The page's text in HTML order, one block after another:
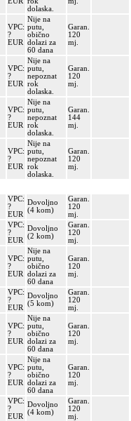
dolaska.
VPC:
?
EUR
Nije na
putu,
obično
dolazi za
60 dana
Garan.
120
mj.
VPC:
?
EUR
Nije na
putu,
nepoznat
rok
dolaska.
Garan.
120
mj.
VPC:
?
EUR
Nije na
putu,
nepoznat
rok
dolaska.
Garan.
144
mj.
VPC:
?
EUR
Nije na
putu,
nepoznat
rok
dolaska.
Garan.
120
mj.
VPC:
?
EUR
Dovoljno
(4 kom)
Garan.
120
mj.
VPC:
?
EUR
Dovoljno
(2 kom)
Garan.
120
mj.
VPC:
?
EUR
Nije na
putu,
obično
dolazi za
60 dana
Garan.
120
mj.
VPC:
?
EUR
Dovoljno
(5 kom)
Garan.
120
mj.
VPC:
?
EUR
Nije na
putu,
obično
dolazi za
60 dana
Garan.
120
mj.
VPC:
?
EUR
Nije na
putu,
obično
dolazi za
60 dana
Garan.
120
mj.
VPC:
?
EUR
Dovoljno
(4 kom)
Garan.
120
mj.